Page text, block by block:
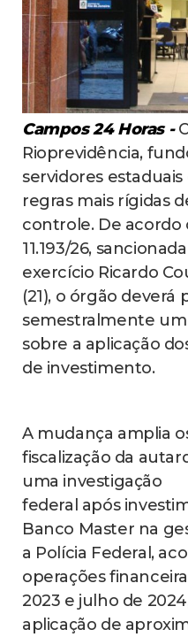
Campos 24 Horas -
Rioprevidência,
servidores
regras mais rígidas
controle. De acordo
11.193/26,
exercício Ricardo
(21), o órgão deverá
semestralmente
sobre a aplicação
de investimento.
A mudança amplia
fiscalização da
uma investigação
federal após
Banco Master na
a Polícia Federal,
operações
2023 e julho de
aplicação de